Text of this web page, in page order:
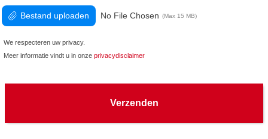
We respecteren uw privacy.
Meer informatie vindt u in onze privacydisclaimer
Bestand uploaden No File Chosen (Max 15 MB)
Verzenden